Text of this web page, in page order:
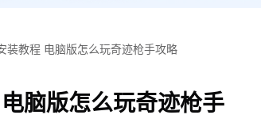
装教程 电脑版怎么玩奇迹枪手攻略
脑版怎么玩奇迹枪手